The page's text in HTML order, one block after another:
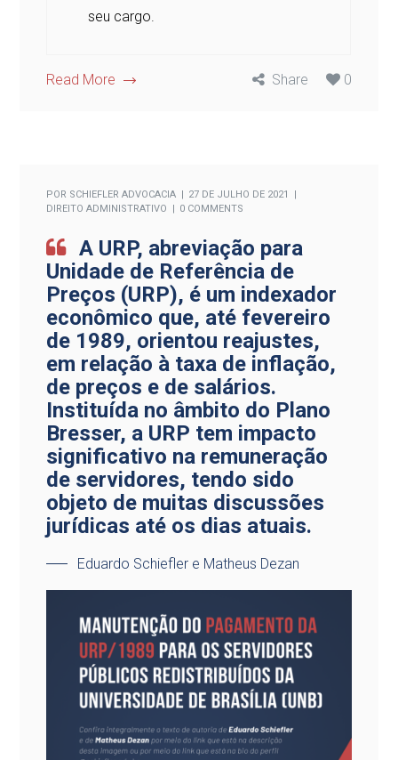
seu cargo.
Read More Share 0
POR SCHIEFLER ADVOCACIA
27 DE JULHO DE 2021
DIREITO ADMINISTRATIVO
0 COMMENTS
A URP, abreviação para
Unidade de Referência de
Preços (URP), é um indexador
econômico que, até fevereiro
de 1989, orientou reajustes,
em relação à taxa de inflação,
de preços e de salários.
Instituída no âmbito do Plano
Bresser, a URP tem impacto
significativo na remuneração
de servidores, tendo sido
objeto de muitas discussões
jurídicas até os dias atuais.
Eduardo Schiefler e Matheus Dezan